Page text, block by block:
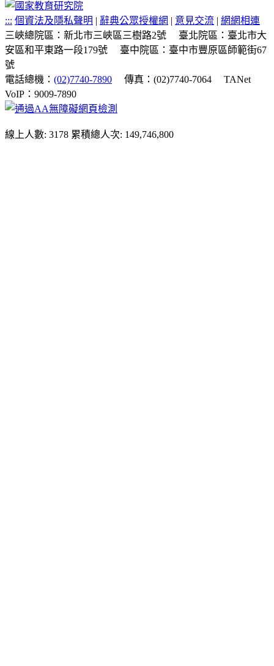
::: 個資法及隱私聲明 | 辭典公眾授權網 | 意見交流 | 網網相連
三峽總院區：新北市三峽區三樹路2號
臺北院區：臺北市大
安區和平東路一段179號
臺中院區：臺中市豐原區師範街67
號
電話總機： (02)7740-7890 傳真：(02)7740-7064
TANet
VoIP：9009-7890
線上人數: 3178 累積總人次: 149,746,800